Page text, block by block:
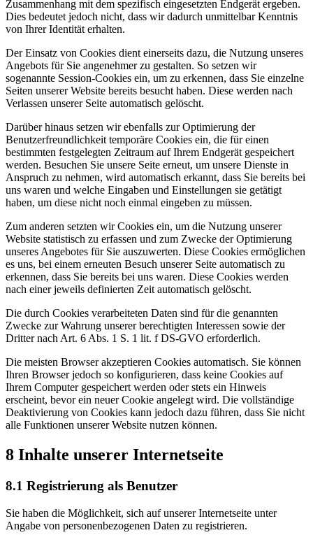
Zusammenhang mit dem spezifisch eingesetzten Endgerät ergeben.
Dies bedeutet jedoch nicht, dass wir dadurch unmittelbar Kenntnis
von Ihrer Identität erhalten.
Der Einsatz von Cookies dient einerseits dazu, die Nutzung unseres
Angebots für Sie angenehmer zu gestalten. So setzen wir
sogenannte Session-Cookies ein, um zu erkennen, dass Sie einzelne
Seiten unserer Website bereits besucht haben. Diese werden nach
Verlassen unserer Seite automatisch gelöscht.
Darüber hinaus setzen wir ebenfalls zur Optimierung der
Benutzerfreundlichkeit temporäre Cookies ein, die für einen
bestimmten festgelegten Zeitraum auf Ihrem Endgerät gespeichert
werden. Besuchen Sie unsere Seite erneut, um unsere Dienste in
Anspruch zu nehmen, wird automatisch erkannt, dass Sie bereits bei
uns waren und welche Eingaben und Einstellungen sie getätigt
haben, um diese nicht noch einmal eingeben zu müssen.
Zum anderen setzten wir Cookies ein, um die Nutzung unserer
Website statistisch zu erfassen und zum Zwecke der Optimierung
unseres Angebotes für Sie auszuwerten. Diese Cookies ermöglichen
es uns, bei einem erneuten Besuch unserer Seite automatisch zu
erkennen, dass Sie bereits bei uns waren. Diese Cookies werden
nach einer jeweils definierten Zeit automatisch gelöscht.
Die durch Cookies verarbeiteten Daten sind für die genannten
Zwecke zur Wahrung unserer berechtigten Interessen sowie der
Dritter nach Art. 6 Abs. 1 S. 1 lit. f DS-GVO erforderlich.
Die meisten Browser akzeptieren Cookies automatisch. Sie können
Ihren Browser jedoch so konfigurieren, dass keine Cookies auf
Ihrem Computer gespeichert werden oder stets ein Hinweis
erscheint, bevor ein neuer Cookie angelegt wird. Die vollständige
Deaktivierung von Cookies kann jedoch dazu führen, dass Sie nicht
alle Funktionen unserer Website nutzen können.
8 Inhalte unserer Internetseite
8.1 Registrierung als Benutzer
Sie haben die Möglichkeit, sich auf unserer Internetseite unter
Angabe von personenbezogenen Daten zu registrieren.